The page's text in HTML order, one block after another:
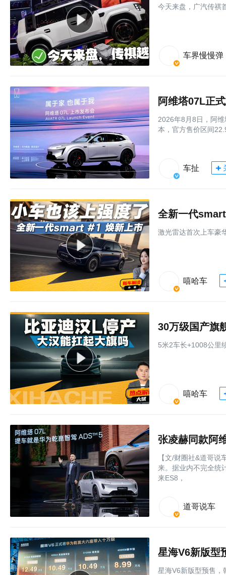
今天来盘，广汽传祺
车界慢慢弹
2026年8月8日，阿
本，官方售价区间
车扯
激光雷达⾸次上⻋豪
嘻哈车
30万级国产旗
5米2车长+1008公里
嘻哈车
【文/财圈社&道哥
来。据业内不完全统
来ES8，
道哥说车
星海V6新版型
星海V6新版型预售，